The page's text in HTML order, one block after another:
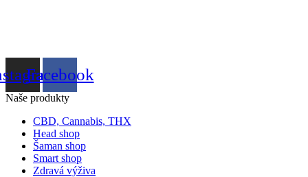
Facebook
Naše produkty
CBD, Cannabis, THX
Head shop
Šaman shop
Smart shop
Zdravá výživa